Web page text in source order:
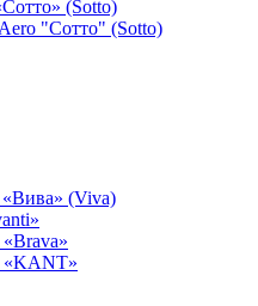
(Sotto)
"Сотто" (Sotto)
(Viva)
«KANT»